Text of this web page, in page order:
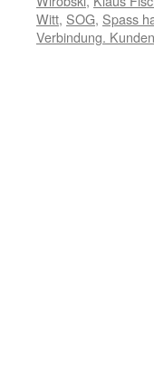
Witt, SOG, Spass
Verbindung.